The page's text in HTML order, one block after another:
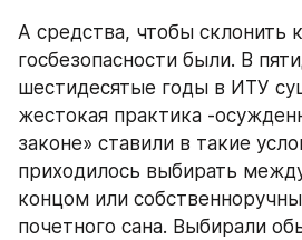
А средства, чтобы склонить
госбезопасности были. В
шестидесятые годы в ИТУ
жестокая практика -
законе» ставили в такие
приходилось выбирать
концом или
почетного сана. Выбирали